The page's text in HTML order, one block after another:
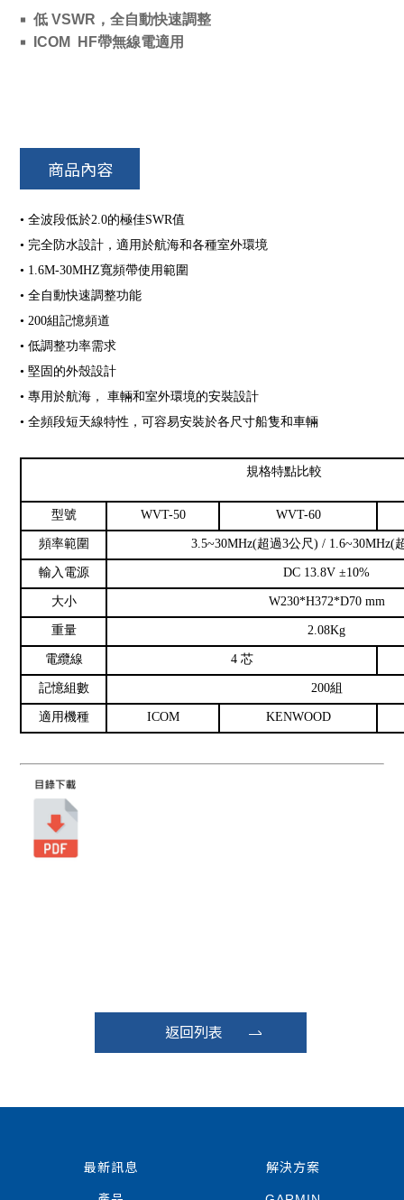
￭低 VSWR，全自動快速調整
￭ ICOM HF帶無線電適用
商品內容
• 全波段低於2.0的極佳SWR值
• 完全防水設計，適用於航海和各種室外環境
• 1.6M-30MHZ寬頻帶使用範圍
• 全自動快速調整功能
• 200組記憶頻道
• 低調整功率需求
• 堅固的外殼設計
• 專用於航海， 車輛和室外環境的安裝設計
• 全頻段短天線特性，可容易安裝於各尺寸船隻和車輛
規格特點比較
型號 WVT-50 WVT-60
頻率範圍 3.5~30MHz(超過3公尺) / 1.6~30MHz(
輸入電源 DC 13.8V ±10%
大小 W230*H372*D70 mm
重量 2.08Kg
電纜線 4 芯
記憶組數 200組
適用機種 ICOM KENWOOD
返回列表
最新訊息 解決方案